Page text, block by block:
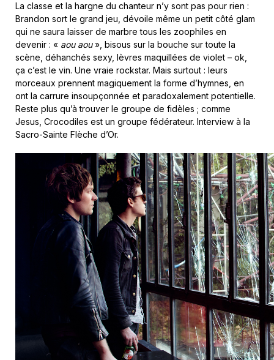
La classe et la hargne du chanteur n’y sont pas pour rien :
Brandon sort le grand jeu, dévoile même un petit côté glam
qui ne saura laisser de marbre tous les zoophiles en
devenir : « aou aou», bisous sur la bouche sur toute la
scène, déhanchés sexy, lèvres maquillées de violet – ok,
ça c’est le vin. Une vraie rockstar. Mais surtout : leurs
morceaux prennent magiquement la forme d’hymnes, en
ont la carrure insoupçonnée et paradoxalement potentielle.
Reste plus qu’à trouver le groupe de fidèles ; comme
Jesus, Crocodiles est un groupe fédérateur. Interview à la
Sacro-Sainte Flèche d’Or.